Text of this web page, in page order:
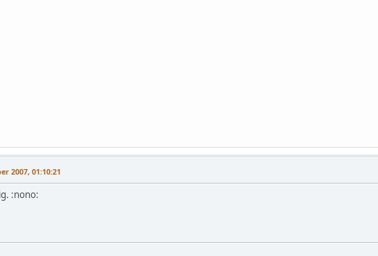
2007, 01:10:21
:nono: